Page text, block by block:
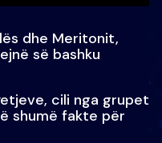
dhe Meritonit,
së bashku
cili nga grupet
shumë fakte për